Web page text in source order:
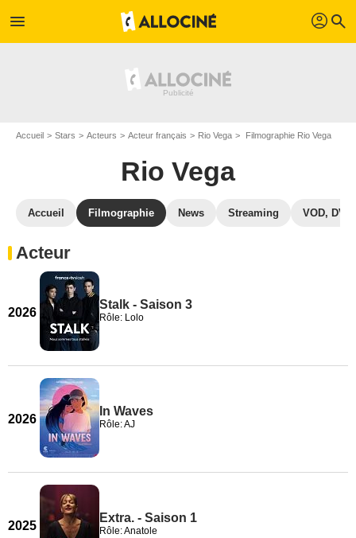
menu profil search
Accueil Stars Acteurs Acteur français Rio Vega Filmographie Rio Vega
Rio Vega
Accueil Filmographie News Streaming VOD, DVD
Acteur
2026
Stalk - Saison 3
Rôle: Lolo
2026
In Waves
Rôle: AJ
2025
Extra. - Saison 1
Rôle: Anatole